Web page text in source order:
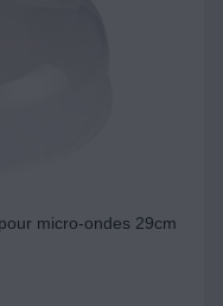
micro-ondes 29cm